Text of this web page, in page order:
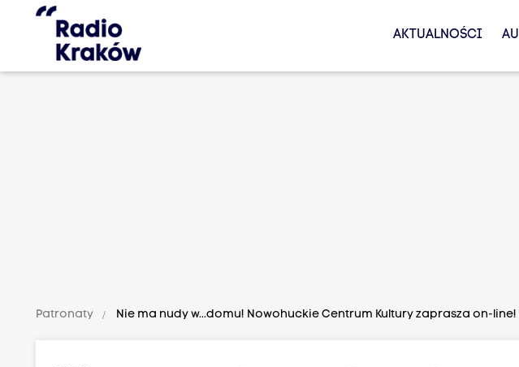
AKTUALNOŚCI
Patronaty Nie ma nudy w...domu! Nowohuckie Centrum Kultury zaprasza on-line!